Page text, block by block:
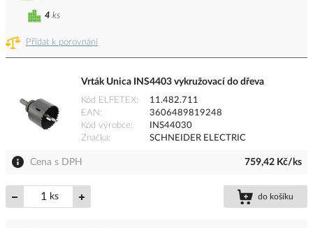
Přidat k porovnání
4 ks
Vrták Unica INS4403 vykružovací do dřeva
Kód ELFETEX
11.482.711
EAN
3606489819248
Kód výrobce
INS44030
Značka
SCHNEIDER ELECTRIC
Cena s DPH 759,42 Kč/ks
ks do košíku